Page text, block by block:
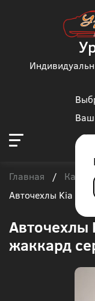
Ваш
Главная /
Авточехлы Kia
Авточехлы
жаккард